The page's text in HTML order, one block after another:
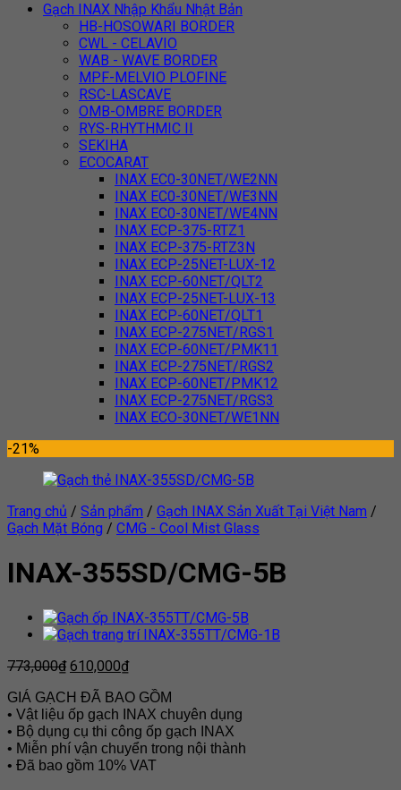
Gạch INAX Nhập Khẩu Nhật Bản
HB-HOSOWARI BORDER
CWL - CELAVIO
WAB - WAVE BORDER
MPF-MELVIO PLOFINE
RSC-LASCAVE
OMB-OMBRE BORDER
RYS-RHYTHMIC II
SEKIHA
ECOCARAT
INAX EC0-30NET/WE2NN
INAX EC0-30NET/WE3NN
INAX EC0-30NET/WE4NN
INAX ECP-375-RTZ1
INAX ECP-375-RTZ3N
INAX ECP-25NET-LUX-12
INAX ECP-60NET/QLT2
INAX ECP-25NET-LUX-13
INAX ECP-60NET/QLT1
INAX ECP-275NET/RGS1
INAX ECP-60NET/PMK11
INAX ECP-275NET/RGS2
INAX ECP-60NET/PMK12
INAX ECP-275NET/RGS3
INAX ECO-30NET/WE1NN
-21%
Trang chủ / Sản phẩm / Gạch INAX Sản Xuất Tại Việt Nam /
Gạch Mặt Bóng / CMG - Cool Mist Glass
INAX-355SD/CMG-5B
773,000₫ 610,000₫
GIÁ GẠCH ĐÃ BAO GỒM
• Vật liệu ốp gạch INAX chuyên dụng
• Bộ dụng cụ thi công ốp gạch INAX
• Miễn phí vận chuyển trong nội thành
• Đã bao gồm 10% VAT